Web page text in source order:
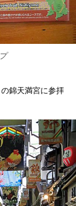
錦天満宮に参拝